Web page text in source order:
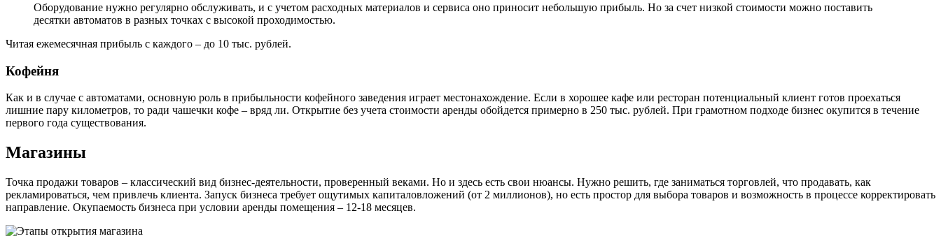
Оборудование нужно регулярно обслуживать, и с учетом расходных материалов и сервиса оно приносит небольшую прибыль. Но за счет низкой стоимости можно поставить
десятки автоматов в разных точках с высокой проходимостью.
Читая ежемесячная прибыль с каждого – до 10 тыс. рублей.
Кофейня
Как и в случае с автоматами, основную роль в прибыльности кофейного заведения играет местонахождение. Если в хорошее кафе или ресторан потенциальный клиент готов проехаться
лишние пару километров, то ради чашечки кофе – вряд ли. Открытие без учета стоимости аренды обойдется примерно в 250 тыс. рублей. При грамотном подходе бизнес окупится в течение
первого года существования.
Магазины
Точка продажи товаров – классический вид бизнес-деятельности, проверенный веками. Но и здесь есть свои нюансы. Нужно решить, где заниматься торговлей, что продавать, как
рекламироваться, чем привлечь клиента. Запуск бизнеса требует ощутимых капиталовложений (от 2 миллионов), но есть простор для выбора товаров и возможность в процессе корректировать
направление. Окупаемость бизнеса при условии аренды помещения – 12-18 месяцев.